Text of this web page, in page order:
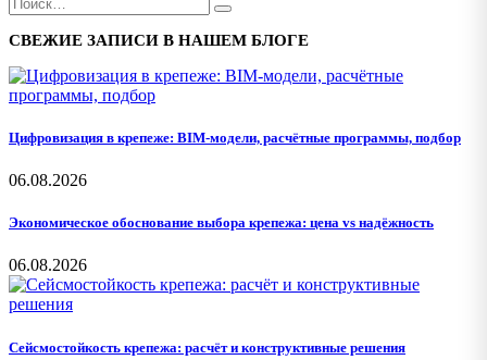
СВЕЖИЕ ЗАПИСИ В НАШЕМ БЛОГЕ
Цифровизация в крепеже: BIM-модели, расчётные программы, подбор
06.08.2026
Экономическое обоснование выбора крепежа: цена vs надёжность
06.08.2026
Сейсмостойкость крепежа: расчёт и конструктивные решения